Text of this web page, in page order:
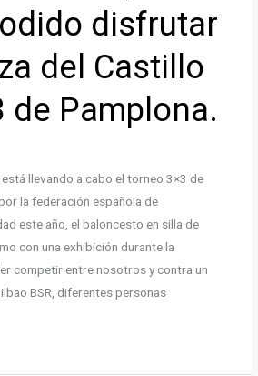
disfrutar
del Castillo
de Pamplona.
está llevando a cabo el torneo 3×3 de
la federación española de
este año, el baloncesto en silla de
con una exhibición durante la
competir entre nosotros y contra un
BSR, diferentes personas